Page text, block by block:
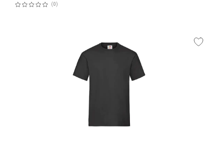
Bewertung:
0